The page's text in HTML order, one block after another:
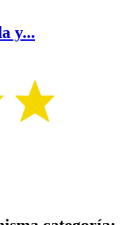
y...